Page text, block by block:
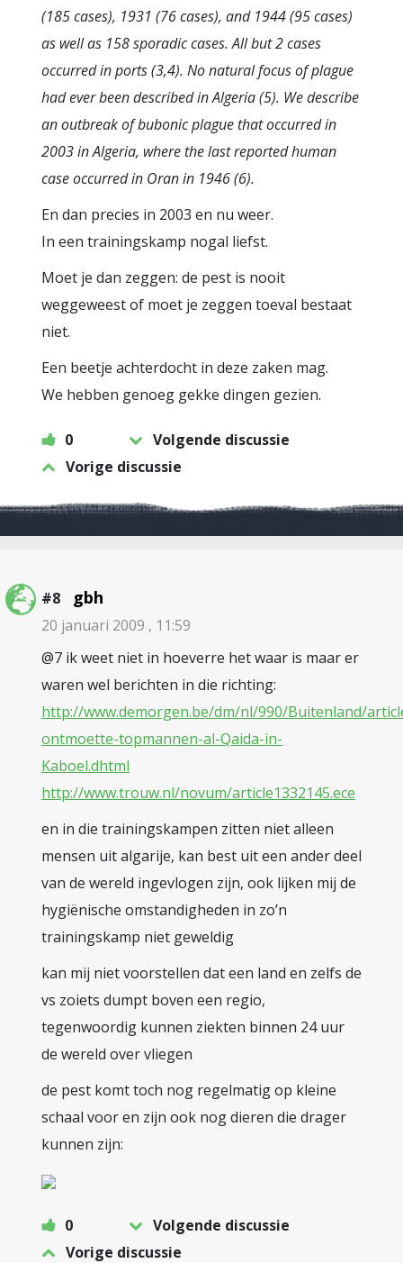
(185 cases), 1931 (76 cases), and 1944 (95 cases)
as well as 158 sporadic cases. All but 2 cases
occurred in ports (3,4). No natural focus of plague
had ever been described in Algeria (5). We describe
an outbreak of bubonic plague that occurred in
2003 in Algeria, where the last reported human
case occurred in Oran in 1946 (6).
En dan precies in 2003 en nu weer.
In een trainingskamp nogal liefst.
Moet je dan zeggen: de pest is nooit
weggeweest of moet je zeggen toeval bestaat
niet.
Een beetje achterdocht in deze zaken mag.
We hebben genoeg gekke dingen gezien.
0
Volgende discussie
Vorige discussie
#8 gbh
20 januari 2009 , 11:59
@7 ik weet niet in hoeverre het waar is maar er
waren wel berichten in die richting:
http://www.demorgen.be/dm/nl/990/Buitenland/
ontmoette-topmannen-al-Qaida-in-
Kaboel.dhtml
http://www.trouw.nl/novum/article1332145.ece
en in die trainingskampen zitten niet alleen
mensen uit algarije, kan best uit een ander deel
van de wereld ingevlogen zijn, ook lijken mij de
hygiënische omstandigheden in zo’n
trainingskamp niet geweldig
kan mij niet voorstellen dat een land en zelfs de
vs zoiets dumpt boven een regio,
tegenwoordig kunnen ziekten binnen 24 uur
de wereld over vliegen
de pest komt toch nog regelmatig op kleine
schaal voor en zijn ook nog dieren die drager
kunnen zijn:
0
Volgende discussie
Vorige discussie